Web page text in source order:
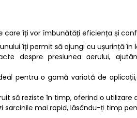
care îți vor îmbunătăți eficiența și
îți permit să ajungi cu ușurință în
despre presiunea aerului,
pentru o gamă variată de
să reziste în timp, oferind o utilizare
sarcinile mai rapid, lăsându-ți timp